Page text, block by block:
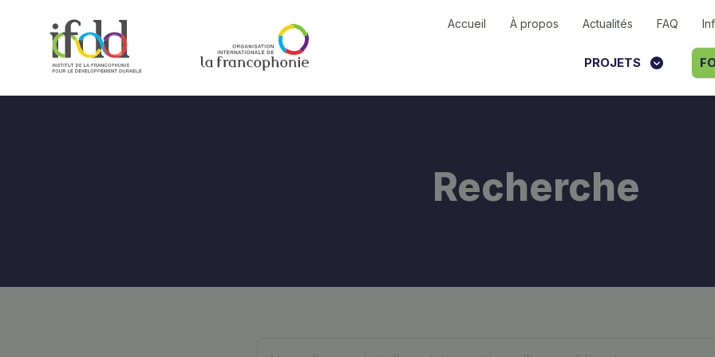
Accueil À propos Actualités FAQ
PROJETS
Recherche